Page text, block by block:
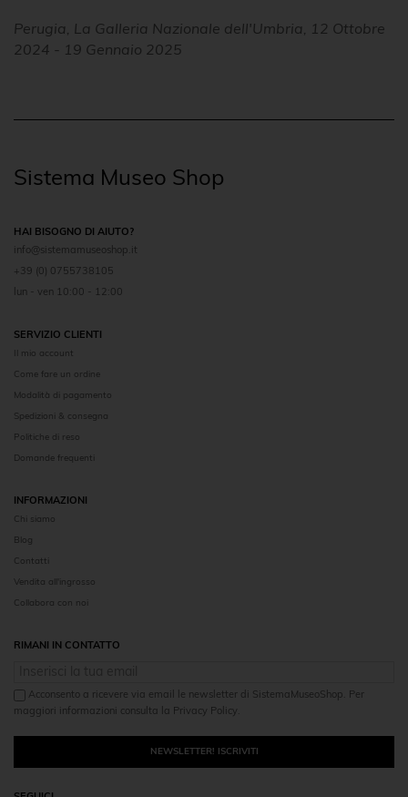
Perugia, La Galleria Nazionale dell'Umbria, 12 Ottobre
2024 - 19 Gennaio 2025
Sistema Museo Shop
HAI BISOGNO DI AIUTO?
info@sistemamuseoshop.it
+39 (0) 0755738105
lun - ven 10:00 - 12:00
SERVIZIO CLIENTI
Il mio account
Come fare un ordine
Modalità di pagamento
Spedizioni & consegna
Politiche di reso
Domande frequenti
INFORMAZIONI
Chi siamo
Blog
Contatti
Vendita all'ingrosso
Collabora con noi
RIMANI IN CONTATTO
Acconsento a ricevere via email le newsletter di SistemaMuseoShop. Per
maggiori informazioni consulta la Privacy Policy.
NEWSLETTER! ISCRIVITI